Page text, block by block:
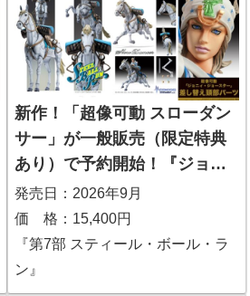
新作！「超像可動 スローダン
サー」が一般販売（限定特典
あり）で予約開始！『ジョジ
ョの奇妙な冒険 第7部 スティ
ール・ボール・ラン』｜定価
15,400円｜発売日2026年9月
予定
発売日：2026年9月
価 格：15,400円
『第7部 スティール・ボール・ラ
ン』